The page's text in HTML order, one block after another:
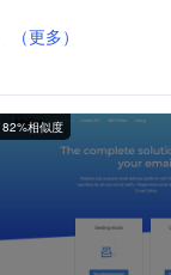
（更多）
82%相似度